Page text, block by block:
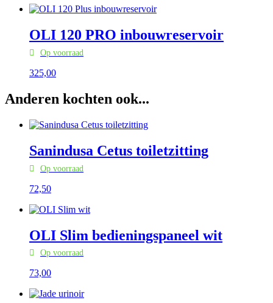
OLI 120 PRO inbouwreservoir
Op voorraad
325,00
Anderen kochten ook...
Sanindusa Cetus toiletzitting
Op voorraad
72,50
OLI Slim bedieningspaneel wit
Op voorraad
73,00